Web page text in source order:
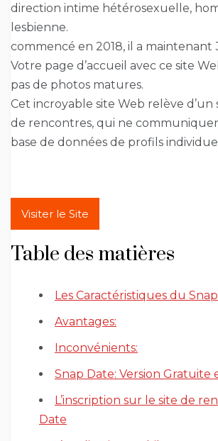
direction intime hétérosexuelle,
lesbienne.
commencé en 2018, il a maintenant
Votre page d’accueil avec ce site
pas de photos matures.
Cet incroyable site Web relève d’un
de rencontres, qui ne
base de données de profils
Visiter le Site
Table des matières
Les Caractéristiques du
Avantages:
Inconvénients:
Snap Date: Version Gratuite
L’inscription sur le site de
Date